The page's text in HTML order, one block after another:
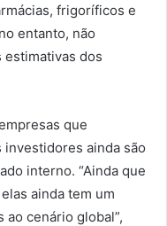
frigoríficos e
entanto, não
estimativas dos
que
ainda são
interno. “Ainda que
ainda tem um
cenário global”,